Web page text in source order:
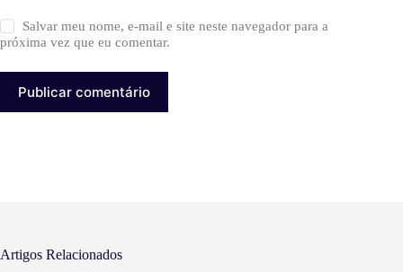
Salvar meu nome, e-mail e site neste navegador para a
próxima vez que eu comentar.
Publicar comentário
Artigos Relacionados